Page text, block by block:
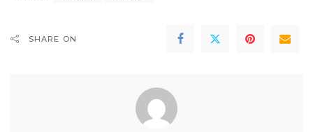
SHARE ON